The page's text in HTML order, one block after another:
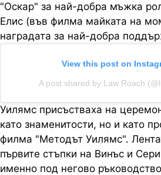
"Оскар" за най-добра мъжка
Елис (във филма майката на
наградата за най-добра
View this post on
A post shared by Law Roach
Уилямс присъстваха на
като знаменитости, но и като
филма "Методът Уилямс".
първите стъпки на Винъс и
именно под негово